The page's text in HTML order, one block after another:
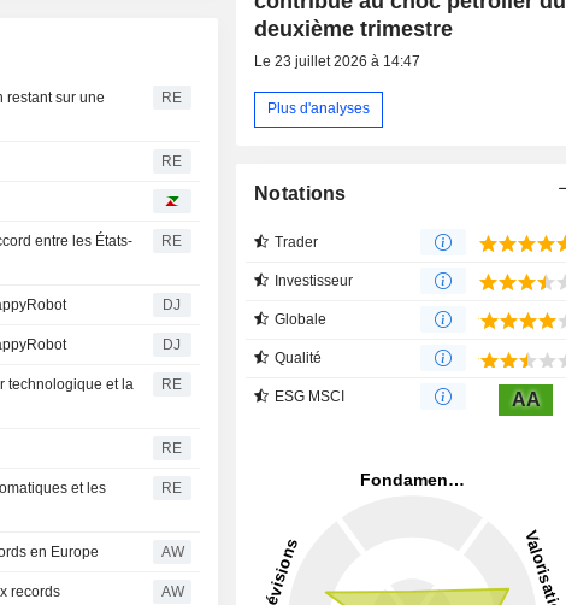
restant sur une
RE
RE
entre les États-
RE
DJ
DJ
technologique et la
RE
RE
et les
RE
en Europe AW
records AW
deuxième trimestre
Le 23 juillet 2026 à 14:47
Plus d'analyses
Notations
Trader
Investisseur
Globale
Qualité
ESG MSCI AA